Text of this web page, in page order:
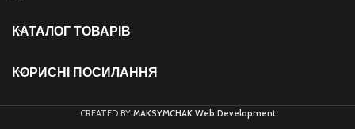
КАТАЛОГ ТОВАРІВ
КОРИСНІ ПОСИЛАННЯ
CREATED BY MAKSYMCHAK Web Development